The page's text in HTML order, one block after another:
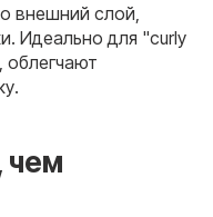
внешний слой,
Идеально для "curly
облегчают
чем